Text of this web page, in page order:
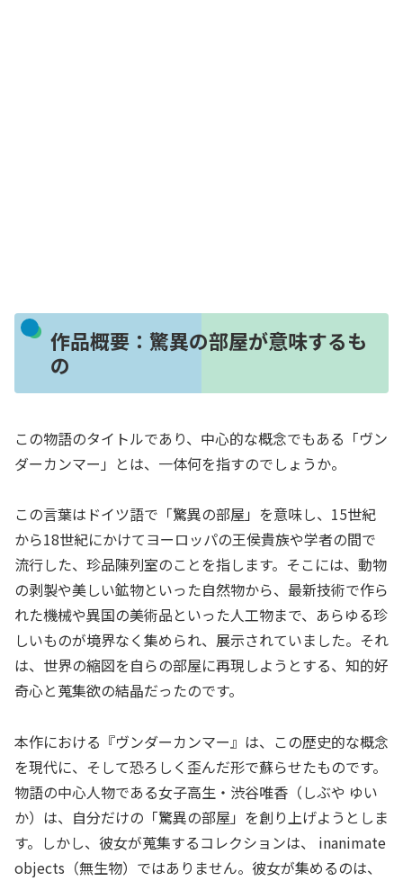
作品概要：驚異の部屋が意味するも
の
この物語のタイトルであり、中心的な概念でもある「ヴン
ダーカンマー」とは、一体何を指すのでしょうか。
この言葉はドイツ語で「驚異の部屋」を意味し、15世紀
から18世紀にかけてヨーロッパの王侯貴族や学者の間で
流行した、珍品陳列室のことを指します。そこには、動物
の剥製や美しい鉱物といった自然物から、最新技術で作ら
れた機械や異国の美術品といった人工物まで、あらゆる珍
しいものが境界なく集められ、展示されていました。それ
は、世界の縮図を自らの部屋に再現しようとする、知的好
奇心と蒐集欲の結晶だったのです。
本作における『ヴンダーカンマー』は、この歴史的な概念
を現代に、そして恐ろしく歪んだ形で蘇らせたものです。
物語の中心人物である女子高生・渋谷唯香（しぶや ゆい
か）は、自分だけの「驚異の部屋」を創り上げようとしま
す。しかし、彼女が蒐集するコレクションは、 inanimate
objects（無生物）ではありません。彼女が集めるのは、